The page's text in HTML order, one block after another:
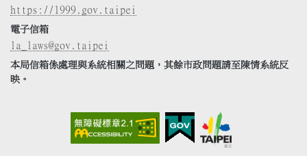
https://1999.gov.taipei
電子信箱
la_laws@gov.taipei
本局信箱係處理與系統相關之問題，其餘市政問題請至陳情系統反
映。